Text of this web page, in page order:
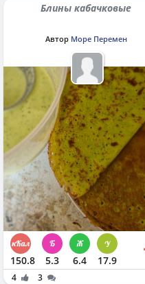
Блины кабачковые
Автор Море Перемен
150.8 5.3 6.4 17.9
4 3